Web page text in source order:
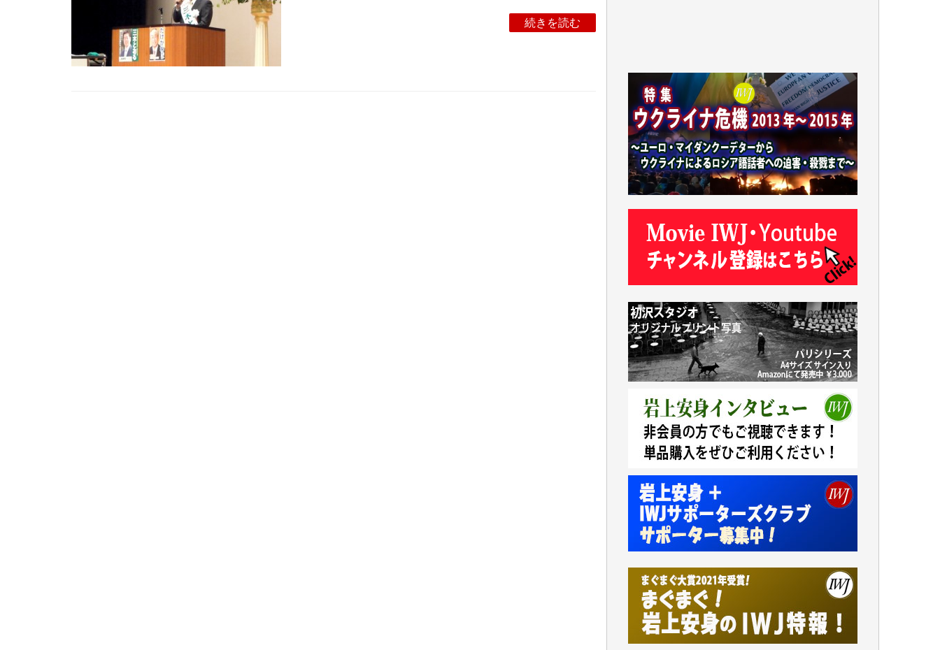
続きを読む
松本益美 様
井出 隆太 様
及川昭男 様
岩井祐子 様
藤田英之 様
藤岡比左志 様
井出 隆太 様
小池説夫 様
アオキカナメ 様
諸般の事情によりIWJ会費払えず今は非会員
です。市民側に立つ講演会にIWJのカメラマ
ンをよく拝見しております。コンテンツが失
われるのはあまりにもったいない。少しでも
お役立てください。（H.O.様）
今日、僅かですがカンパしました。（T.M.
様）
今日、僅かですがカンパしました。IWJの危
機を乗り切るには到底及ばない額ですが病気
の妻を抱えている私にとっては精一杯のカン
パです。
かねてよりIWJが発してきた膨大な取材記事
ューは大袈裟ではなく、極めて重要な知的財
産だと思っています。
Windows7の頃はIWJの動画もRealPlayerで録
画できて、かなりの動画をDVDに焼きこんで
保存していました。
どを使ってハイパーリンクを張り、重要と思
われる記事にいつでも簡単にアクセスできる
ようにして来ました。しかし、それができる
のもコンテンツがサーバーに保存されている
からこそのことであり、そのサーバーが使え